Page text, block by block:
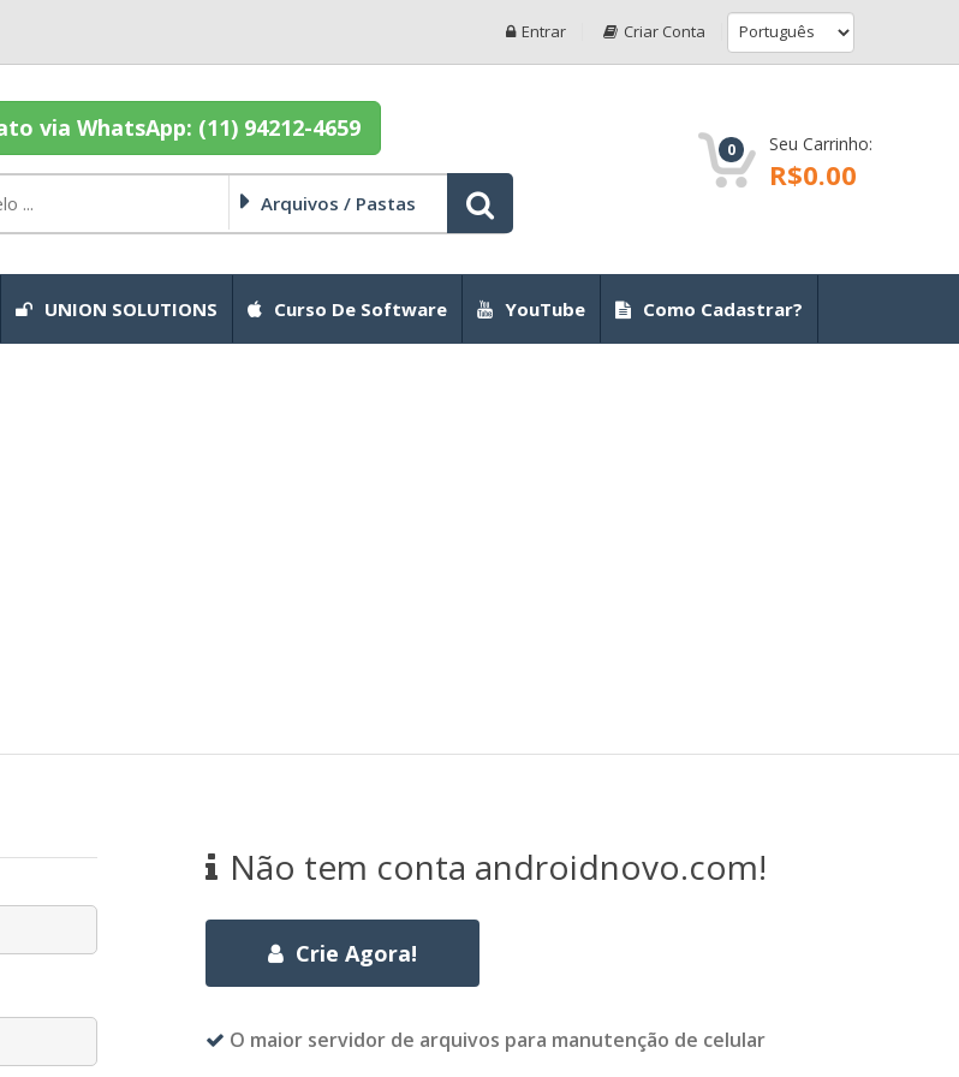
Entrar Criar Conta
via WhatsApp: (11) 94212-4659
Arquivos / Pastas
0 Seu Carrinho:
R$0.00
UNION SOLUTIONS Curso De Software YouTube Como Cadastrar?
Não tem conta androidnovo.com!
Crie Agora!
O maior servidor de arquivos para manutenção de celular